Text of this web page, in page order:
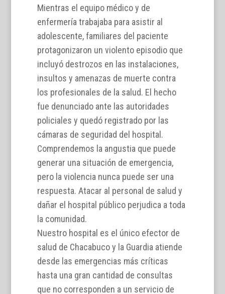
Mientras el equipo médico y de
enfermería trabajaba para asistir al
adolescente, familiares del paciente
protagonizaron un violento episodio que
incluyó destrozos en las instalaciones,
insultos y amenazas de muerte contra
los profesionales de la salud. El hecho
fue denunciado ante las autoridades
policiales y quedó registrado por las
cámaras de seguridad del hospital.
Comprendemos la angustia que puede
generar una situación de emergencia,
pero la violencia nunca puede ser una
respuesta. Atacar al personal de salud y
dañar el hospital público perjudica a toda
la comunidad.
Nuestro hospital es el único efector de
salud de Chacabuco y la Guardia atiende
desde las emergencias más críticas
hasta una gran cantidad de consultas
que no corresponden a un servicio de